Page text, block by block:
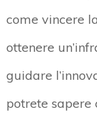
come vincere
ottenere
guidare
potrete sapere